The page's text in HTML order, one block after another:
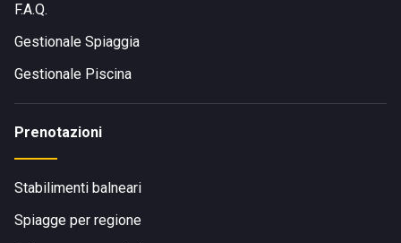
F.A.Q.
Gestionale Spiaggia
Gestionale Piscina
Prenotazioni
Stabilimenti balneari
Spiagge per regione